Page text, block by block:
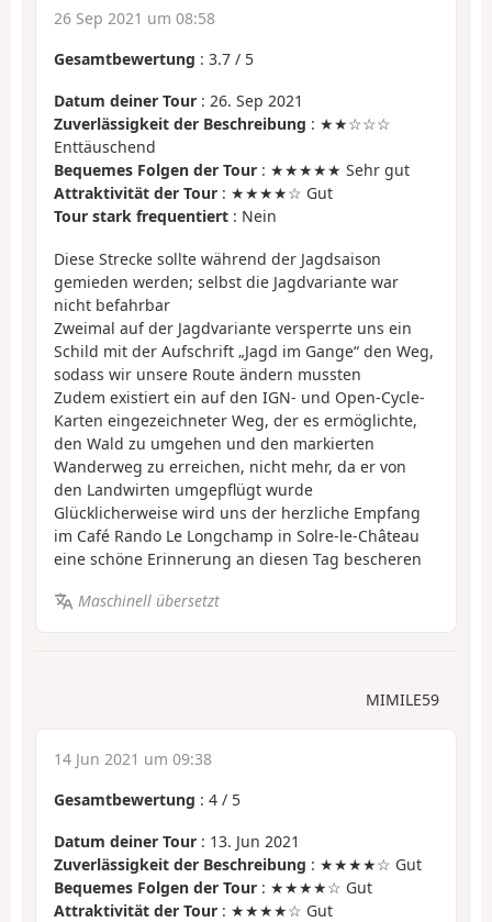
26 Sep 2021 um 08:58
Gesamtbewertung : 3.7 / 5
Datum deiner Tour : 26. Sep 2021
Zuverlässigkeit der Beschreibung : ★★☆☆☆
Enttäuschend
Bequemes Folgen der Tour : ★★★★★ Sehr gut
Attraktivität der Tour : ★★★★☆ Gut
Tour stark frequentiert : Nein
Diese Strecke sollte während der Jagdsaison
gemieden werden; selbst die Jagdvariante war
nicht befahrbar
Zweimal auf der Jagdvariante versperrte uns ein
Schild mit der Aufschrift „Jagd im Gange“ den Weg,
sodass wir unsere Route ändern mussten
Zudem existiert ein auf den IGN- und Open-Cycle-
Karten eingezeichneter Weg, der es ermöglichte,
den Wald zu umgehen und den markierten
Wanderweg zu erreichen, nicht mehr, da er von
den Landwirten umgepflügt wurde
Glücklicherweise wird uns der herzliche Empfang
im Café Rando Le Longchamp in Solre-le-Château
eine schöne Erinnerung an diesen Tag bescheren
Maschinell übersetzt
MIMILE59
14 Jun 2021 um 09:38
Gesamtbewertung : 4 / 5
Datum deiner Tour : 13. Jun 2021
Zuverlässigkeit der Beschreibung : ★★★★☆ Gut
Bequemes Folgen der Tour : ★★★★☆ Gut
Attraktivität der Tour : ★★★★☆ Gut